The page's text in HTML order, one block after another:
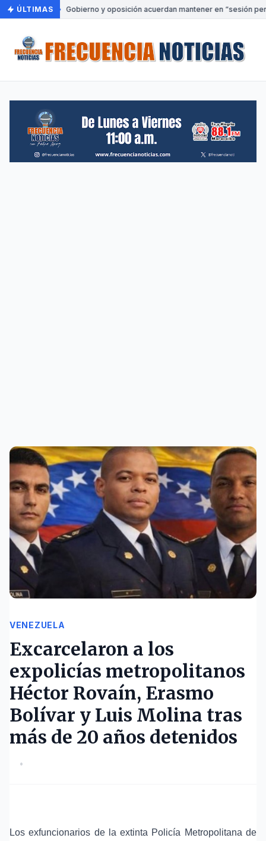
ÚLTIMAS Gobierno y oposición acuerdan mantener en “sesión
VENEZUELA
Excarcelaron a los
expolicías metropolitanos
Héctor Rovaín, Erasmo
Bolívar y Luis Molina tras
más de 20 años detenidos
•
Los exfuncionarios de la extinta Policía Metropolitana de